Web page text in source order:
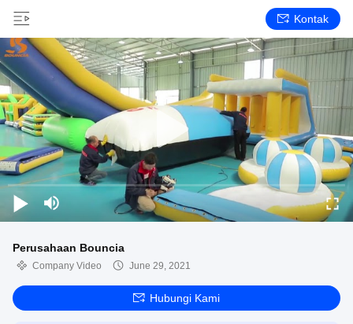
Kontak
Perusahaan Bouncia
Company Video June 29, 2021
Hubungi Kami